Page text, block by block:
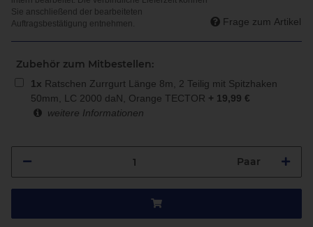
Frage zum Artikel
Zubehör zum Mitbestellen:
1 x Ratschen Zurrgurt Länge 8m, 2 Teilig mit Spitzhaken
50mm, LC 2000 daN, Orange TECTOR + 19,99 €
weitere Informationen
Paar